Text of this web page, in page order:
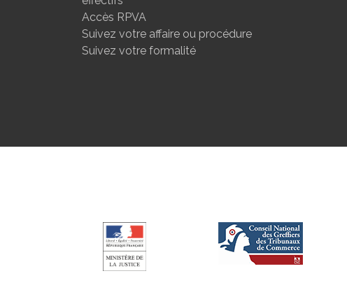
Accès RPVA
Suivez votre affaire ou procédure
Suivez votre formalité